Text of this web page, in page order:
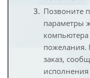
Позвоните
параметры
пожелания.
заказ,
исполнения